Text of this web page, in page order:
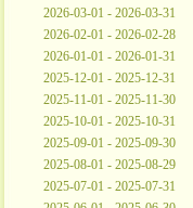
2026-03-01 - 2026-03-31
2026-02-01 - 2026-02-28
2026-01-01 - 2026-01-31
2025-12-01 - 2025-12-31
2025-11-01 - 2025-11-30
2025-10-01 - 2025-10-31
2025-09-01 - 2025-09-30
2025-08-01 - 2025-08-29
2025-07-01 - 2025-07-31